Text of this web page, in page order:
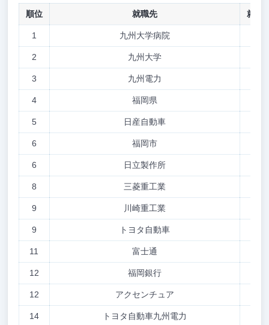
順位 就職先 就職
1 九州大学病院
2 九州大学
3 九州電力
4 福岡県
5 日産自動車
6 福岡市
6 日立製作所
8 三菱重工業
9 川崎重工業
9 トヨタ自動車
11 富士通
12 福岡銀行
12 アクセンチュア
14 トヨタ自動車九州電力